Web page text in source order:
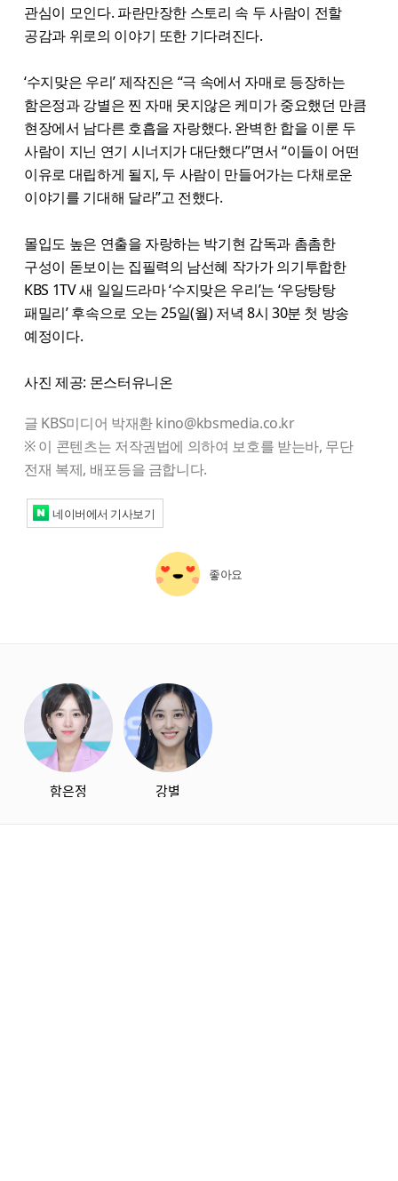
관심이 모인다. 파란만장한 스토리 속 두 사람이 전할
공감과 위로의 이야기 또한 기다려진다.
‘수지맞은 우리’ 제작진은 “극 속에서 자매로 등장하는
함은정과 강별은 찐 자매 못지않은 케미가 중요했던 만큼
현장에서 남다른 호흡을 자랑했다. 완벽한 합을 이룬 두
사람이 지닌 연기 시너지가 대단했다”면서 “이들이 어떤
이유로 대립하게 될지, 두 사람이 만들어가는 다채로운
이야기를 기대해 달라”고 전했다.
몰입도 높은 연출을 자랑하는 박기현 감독과 촘촘한
구성이 돋보이는 집필력의 남선혜 작가가 의기투합한
KBS 1TV 새 일일드라마 ‘수지맞은 우리’는 ‘우당탕탕
패밀리’ 후속으로 오는 25일(월) 저녁 8시 30분 첫 방송
예정이다.
사진 제공: 몬스터유니온
글 KBS미디어 박재환 kino@kbsmedia.co.kr
※ 이 콘텐츠는 저작권법에 의하여 보호를 받는바, 무단
전재 복제, 배포등을 금합니다.
네이버에서 기사보기
좋아요
함은정 강별